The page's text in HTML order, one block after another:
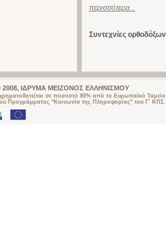
περισσότερα...
Συντεχνίες
2008, ΙΔΡΥΜΑ ΜΕΙΖΟΝΟΣ ΕΛΛΗΝΙΣΜΟΥ
σε ποσοστό 80% από το Ευρωπαϊκό
Προγράμματος "Κοινωνία της Πληροφορίας" του Γ΄ ΚΠΣ.